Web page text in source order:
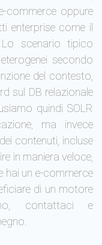
commerce oppure
enterprise come il
scenario tipico
secondo
del contesto,
sul DB relazionale
quindi SOLR
ma invece
contenuti, incluse
in maniera veloce,
hai un e-commerce
di un motore
contattaci e